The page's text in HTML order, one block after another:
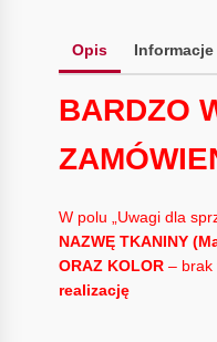
Opis
BARDZO
W polu „Uwagi dla
NAZWĘ TKANINY
ORAZ KOLOR– brak
realizację